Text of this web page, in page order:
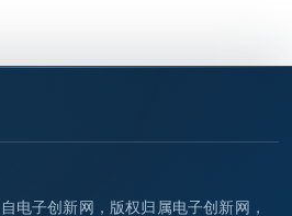
电子创新网，版权归属电子创新网，